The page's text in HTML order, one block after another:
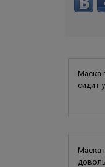
Маска
сидит
Маска